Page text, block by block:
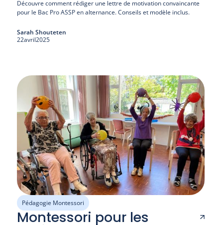
Découvre comment rédiger une lettre de motivation convaincante
pour le Bac Pro ASSP en alternance. Conseils et modèle inclus.
Sarah Shouteten
22avril2025
Pédagogie Montessori
Montessori pour les